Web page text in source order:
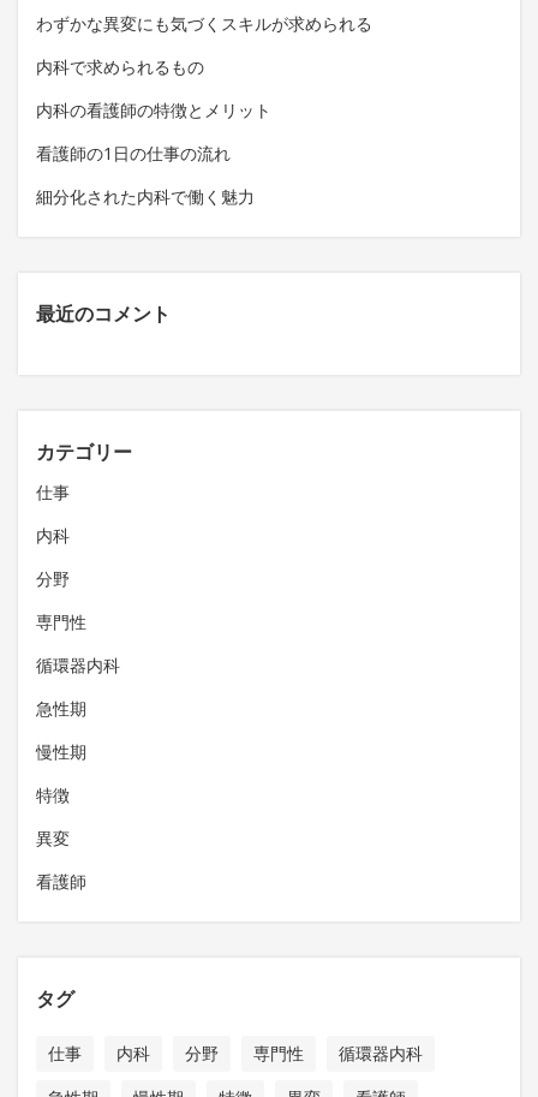
わずかな異変にも気づくスキルが求められる
内科で求められるもの
内科の看護師の特徴とメリット
看護師の1日の仕事の流れ
細分化された内科で働く魅力
最近のコメント
カテゴリー
仕事
内科
分野
専門性
循環器内科
急性期
慢性期
特徴
異変
看護師
タグ
仕事 内科 分野 専門性
循環器内科